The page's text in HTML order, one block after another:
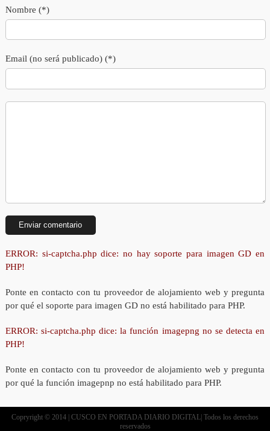
Nombre (*)
Email (no será publicado) (*)
ERROR: si-captcha.php dice: no hay soporte para imagen GD en
PHP!
Ponte en contacto con tu proveedor de alojamiento web y pregunta
por qué el soporte para imagen GD no está habilitado para PHP.
ERROR: si-captcha.php dice: la función imagepng no se detecta en
PHP!
Ponte en contacto con tu proveedor de alojamiento web y pregunta
por qué la función imagepnp no está habilitado para PHP.
Copryright © 2014 | CUSCO EN PORTADA DIARIO DIGITAL| Todos los derechos
reservados